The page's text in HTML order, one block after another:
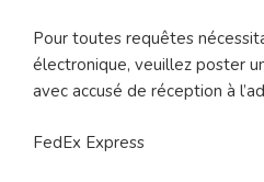
Pour toutes requêtes
électronique, veuillez poster
avec accusé de réception à
FedEx Express